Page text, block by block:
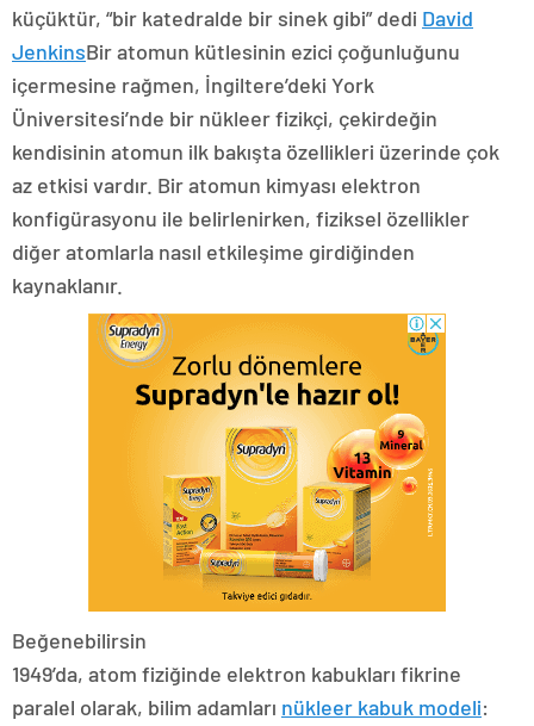
küçüktür, “bir katedralde bir sinek gibi” dedi David
JenkinsBir atomun kütlesinin ezici çoğunluğunu
içermesine rağmen, İngiltere’deki York
Üniversitesi’nde bir nükleer fizikçi, çekirdeğin
kendisinin atomun ilk bakışta özellikleri üzerinde çok
az etkisi vardır. Bir atomun kimyası elektron
konfigürasyonu ile belirlenirken, fiziksel özellikler
diğer atomlarla nasıl etkileşime girdiğinden
kaynaklanır.
Beğenebilirsin
1949’da, atom fiziğinde elektron kabukları fikrine
paralel olarak, bilim adamları nükleer kabuk modeli: